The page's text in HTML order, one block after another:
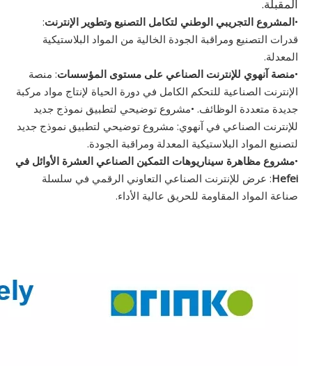
المقبلة.
•المشروع التجريبي الوطني لتكامل التصنيع وتطوير الإنترنت:
قدرات التصنيع ومراقبة الجودة الخالية من المواد البلاستيكية
المعدلة.
•منصة آنهوي للإنترنت الصناعي على مستوى المؤسسات: منصة
الإنترنت الصناعية للتحكم الكامل في دورة الحياة لإنتاج مواد مركبة
جديدة متعددة الوظائف. •مشروع توضيحي لتطبيق نموذج جديد
للإنترنت الصناعي في آنهوي: مشروع توضيحي لتطبيق نموذج جديد
لتصنيع المواد البلاستيكية المعدلة ومراقبة الجودة.
•مشروع مظاهرة سيناريوهات التمكين الصناعي العشرة الأوائل في
Hefei: عرض للإنترنت الصناعي التعاوني الرقمي في سلسلة
صناعة المواد المقاومة للحريق عالية الأداء.